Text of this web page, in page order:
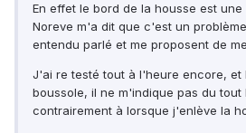
En effet le bord de la housse est une
Noreve m'a dit que c'est un
entendu parlé et me proposent de
J'ai re testé tout à l'heure encore, et
boussole, il ne m'indique pas du tout
contrairement à lorsque j'enlève la